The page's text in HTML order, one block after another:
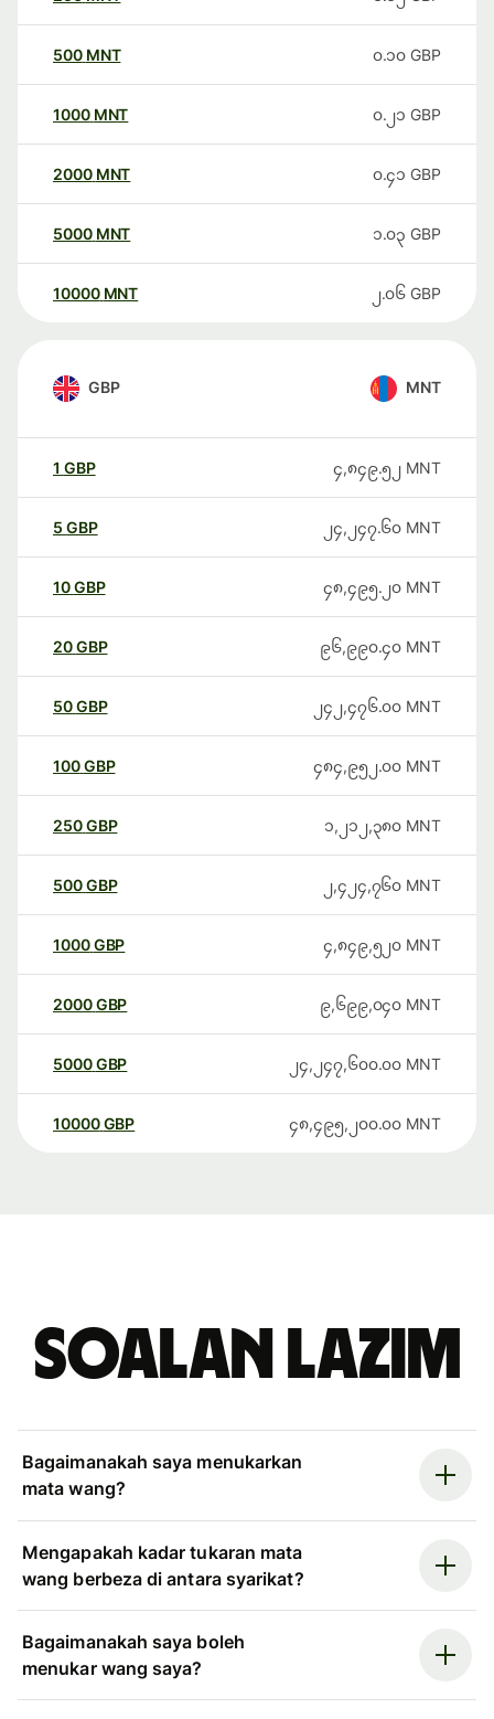
500 MNT ၀.၁၀ GBP
1000 MNT ၀.၂၁ GBP
2000 MNT ၀.၄၁ GBP
5000 MNT ၁.၀၃ GBP
10000 MNT ၂.၀၆ GBP
GBP MNT
1 GBP ၄,၈၄၉.၅၂ MNT
5 GBP ၂၄,၂၄၇.၆၀ MNT
10GBP ၄၈,၄၉၅.၂၀ MNT
20GBP ၉၆,၉၉၀.၄၀ MNT
50GBP ၂၄၂,၄၇၆.၀၀ MNT
100GBP ၄၈၄,၉၅၂.၀၀ MNT
250GBP ၁,၂၁၂,၃၈၀ MNT
500GBP ၂,၄၂၄,၇၆၀ MNT
1000GBP ၄,၈၄၉,၅၂၀ MNT
2000GBP ၉,၆၉၉,၀၄၀ MNT
5000GBP ၂၄,၂၄၇,၆၀၀.၀၀ MNT
10000 GBP ၄၈,၄၉၅,၂၀၀.၀၀ MNT
Soalan Lazim
Bagaimanakah saya menukarkan
mata wang?
Mengapakah kadar tukaran mata
wang berbeza di antara syarikat?
Bagaimanakah saya boleh
menukar wang saya?